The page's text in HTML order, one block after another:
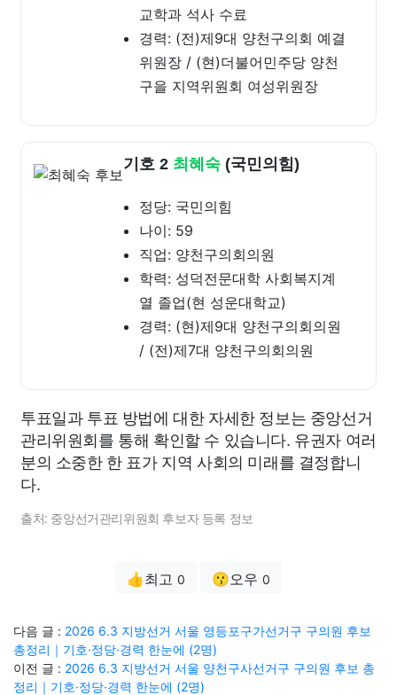
교학과 석사 수료
경력: (전)제9대 양천구의회 예결
위원장 / (현)더불어민주당 양천
구을 지역위원회 여성위원장
기호 2 최혜숙 (국민의힘)
정당: 국민의힘
나이: 59
직업: 양천구의회의원
학력: 성덕전문대학 사회복지계
열 졸업(현 성운대학교)
경력: (현)제9대 양천구의회의원
/ (전)제7대 양천구의회의원
투표일과 투표 방법에 대한 자세한 정보는 중앙선거
관리위원회를 통해 확인할 수 있습니다. 유권자 여러
분의 소중한 한 표가 지역 사회의 미래를 결정합니
다.
출처: 중앙선거관리위원회 후보자 등록 정보
👍최고 0 😗오우 0
다음 글 : 2026 6.3 지방선거 서울 영등포구가선거구 구의원 후보
총정리｜기호·정당·경력 한눈에 (2명)
이전 글 : 2026 6.3 지방선거 서울 양천구사선거구 구의원 후보 총
정리｜기호·정당·경력 한눈에 (2명)